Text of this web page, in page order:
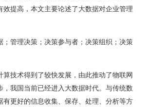
效提高，本文主要论述了大数据对企业管理
；管理决策；决策参与者；决策组织；决策
技术得到了较快发展，由此推动了物联网
，我国当前已经进入大数据时代。与传统数
有更好的信息收集、保存、处理、分析等方